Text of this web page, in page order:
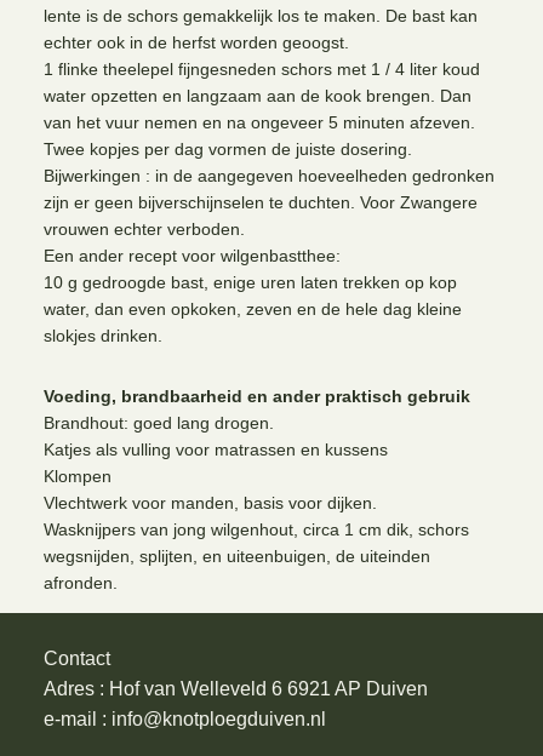
lente is de schors gemakkelijk los te maken. De bast kan
echter ook in de herfst worden geoogst.
1 flinke theelepel fijngesneden schors met 1 / 4 liter koud
water opzetten en langzaam aan de kook brengen. Dan
van het vuur nemen en na ongeveer 5 minuten afzeven.
Twee kopjes per dag vormen de juiste dosering.
Bijwerkingen : in de aangegeven hoeveelheden gedronken
zijn er geen bijverschijnselen te duchten. Voor Zwangere
vrouwen echter verboden.
Een ander recept voor wilgenbastthee:
10 g gedroogde bast, enige uren laten trekken op kop
water, dan even opkoken, zeven en de hele dag kleine
slokjes drinken.
Voeding, brandbaarheid en ander praktisch gebruik
Brandhout: goed lang drogen.
Katjes als vulling voor matrassen en kussens
Klompen
Vlechtwerk voor manden, basis voor dijken.
Wasknijpers van jong wilgenhout, circa 1 cm dik, schors
wegsnijden, splijten, en uiteenbuigen, de uiteinden
afronden.
Contact
Adres : Hof van Welleveld 6 6921 AP Duiven
e-mail : info@knotploegduiven.nl